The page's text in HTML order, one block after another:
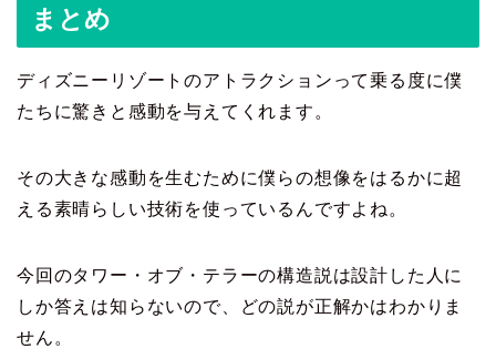
まとめ
ディズニーリゾートのアトラクションって乗る度に僕
たちに驚きと感動を与えてくれます。
その大きな感動を生むために僕らの想像をはるかに超
える素晴らしい技術を使っているんですよね。
今回のタワー・オブ・テラーの構造説は設計した人に
しか答えは知らないので、どの説が正解かはわかりま
せん。